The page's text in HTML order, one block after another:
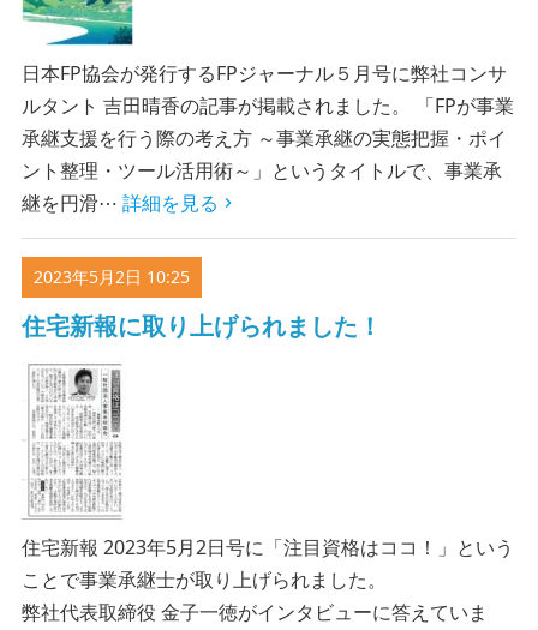
日本FP協会が発行するFPジャーナル５月号に弊社コンサ
ルタント 吉田晴香の記事が掲載されました。 「FPが事業
承継支援を行う際の考え方 ～事業承継の実態把握・ポイ
ント整理・ツール活用術～」というタイトルで、事業承
継を円滑⋯ 詳細を見る
2023年5月2日 10:25
住宅新報に取り上げられました！
住宅新報 2023年5月2日号に「注目資格はココ！」という
ことで事業承継士が取り上げられました。
弊社代表取締役 金子一徳がインタビューに答えていま